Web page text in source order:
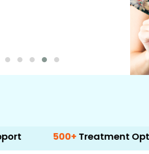
500+ Treatment Options